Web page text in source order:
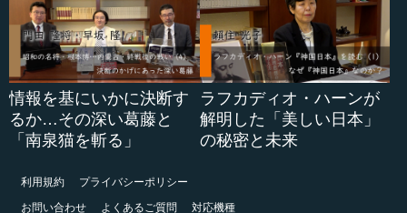
情報を基にいかに決断す
るか…その深い葛藤と
「南泉猫を斬る」
ラフカディオ・ハーンが
解明した「美しい日本」
の秘密と未来
利用規約
プライバシーポリシー
お問い合わせ
よくあるご質問 対応機種